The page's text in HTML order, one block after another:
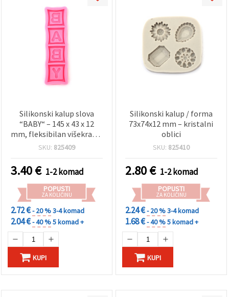
Silikonski kalup slova
“BABY“ – 145 x 43 x 12
mm, fleksibilan višekratni
abecedni kalup za DIY
smolu, sapune, polimernu
glinu, izradu svijeća i
dekoracije za baby shower
SKU: 825409
3.40€ 1-2 komad
POPUSTI
ZA KOLIČINU
2.72 €- 20 %3-4 komad
2.04 €- 40 %5 komad +
KUPI
Silikonski kalup / forma
73x74x12 mm – kristalni
oblici
SKU: 825410
2.80€ 1-2 komad
POPUSTI
ZA KOLIČINU
2.24 €- 20 %3-4 komad
1.68 €- 40 %5 komad +
KUPI